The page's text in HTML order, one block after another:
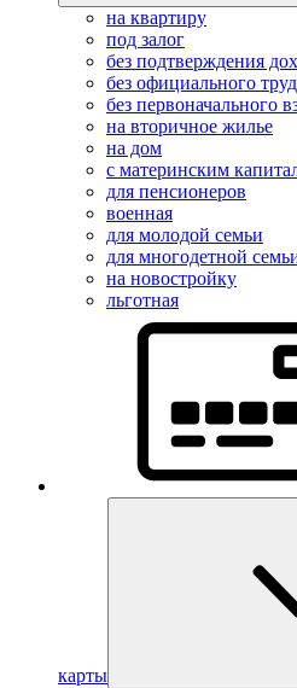
на квартиру
под залог
без подтверждения
без официального
без первоначального
на вторичное жилье
на дом
с материнским
для пенсионеров
военная
для молодой семьи
для многодетной
на новостройку
льготная
карты